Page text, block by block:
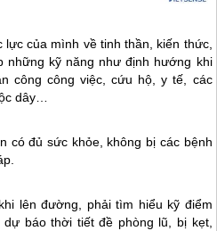
của mình về tinh thần, kiến thức,
những kỹ năng như định hướng khi
công công việc, cứu hộ, y tế, các
dây…
có đủ sức khỏe, không bị các bệnh
lên đường, phải tìm hiểu kỹ điểm
báo thời tiết đề phòng lũ, bị kẹt,